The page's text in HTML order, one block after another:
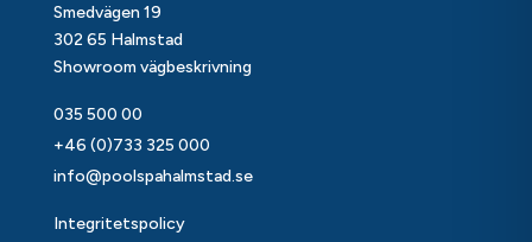
Smedvägen 19
302 65 Halmstad
Showroom vägbeskrivning
035 500 00
+46 (0)733 325 000
info@poolspahalmstad.se
Integritetspolicy